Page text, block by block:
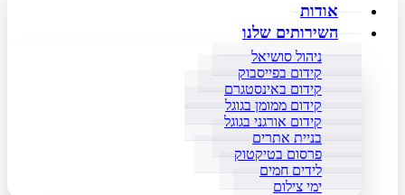
אודות
השירותים שלנו
ניהול סושיאל
קידום בפייסבוק
קידום באינסטגרם
קידום ממומן בגוגל
קידום אורגני בגוגל
בניית אתרים
פרסום בטיקטוק
לידים חמים
ימי צילום